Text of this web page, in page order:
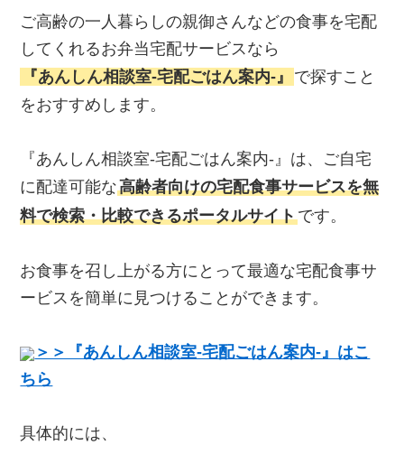
ご高齢の一人暮らしの親御さんなどの食事を宅配
してくれるお弁当宅配サービスなら
『あんしん相談室‐宅配ごはん案内‐』
で探すこと
をおすすめします。
『あんしん相談室‐宅配ごはん案内‐』は、ご自宅
に配達可能な高齢者向けの宅配食事サービスを無
料で検索・比較できるポータルサイトです。
お食事を召し上がる方にとって最適な宅配食事サ
ービスを簡単に見つけることができます。
＞＞『あんしん相談室‐宅配ごはん案内‐』はこ
ちら
具体的には、